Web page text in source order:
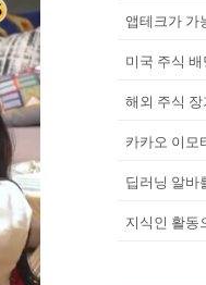
앱테크가 가
미국 주식
해외 주식
카카오 이모
딥러닝 알바
지식인 활동